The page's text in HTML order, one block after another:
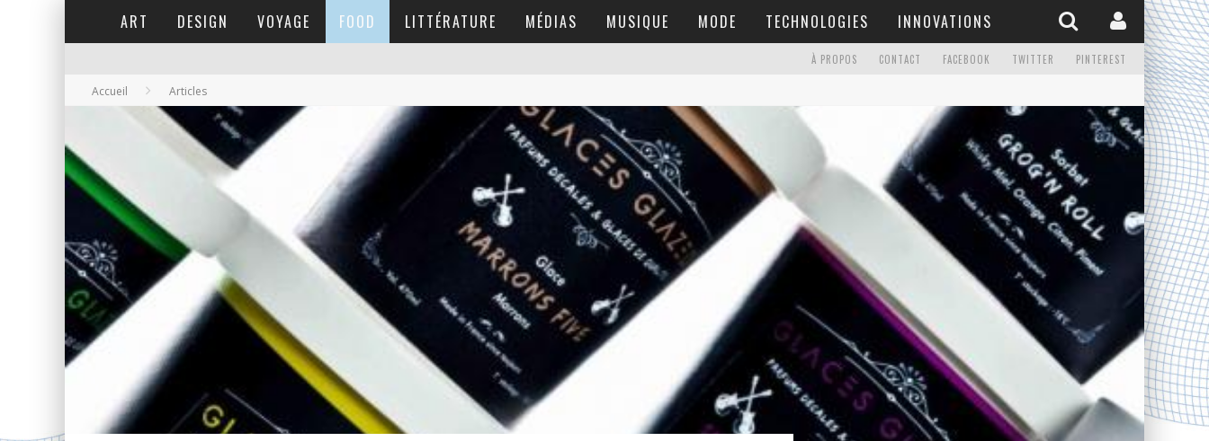
ART DESIGN VOYAGE FOOD LITTÉRATURE MÉDIAS MUSIQUE MODE TECHNOLOGIES INNOVATIONS
À PROPOS CONTACT FACEBOOK TWITTER PINTEREST
Accueil Articles